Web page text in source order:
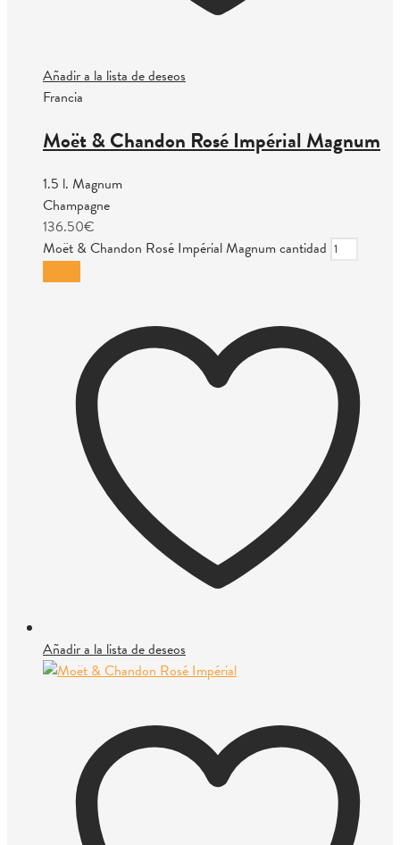
Añadir a la lista de deseos
Francia
Moët & Chandon Rosé Impérial Magnum
1.5 l. Magnum
Champagne
136.50€
Moët & Chandon Rosé Impérial Magnum cantidad
Añadir a la lista de deseos